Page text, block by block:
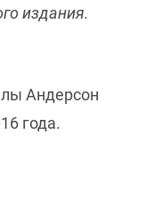
издания.
Андерсон
года.